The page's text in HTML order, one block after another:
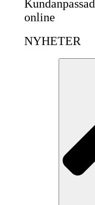
online
NYHETER